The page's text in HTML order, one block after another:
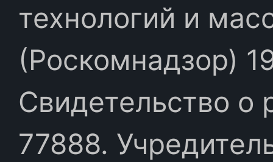
технологий и
(Роскомнадзор)
Свидетельство
77888.